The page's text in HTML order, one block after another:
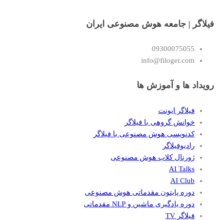
فیلاگر | جامعه هوش مصنوعی ایران
09300075055
info@filoger.com
رویداد ها و آموزش ها
فیلاگر ایونت
خوانش گروهی با فیلاگر
کدنویسی هوش مصنوعی با فیلاگر
رادیوفیلاگر
ژورنال کلاب هوش مصنوعی
AI Talks
AI Club
دوره پایتون مقدماتی هوش مصنوعی
دوره یادگیری ماشین و NLP مقدماتی
فیلاگر TV